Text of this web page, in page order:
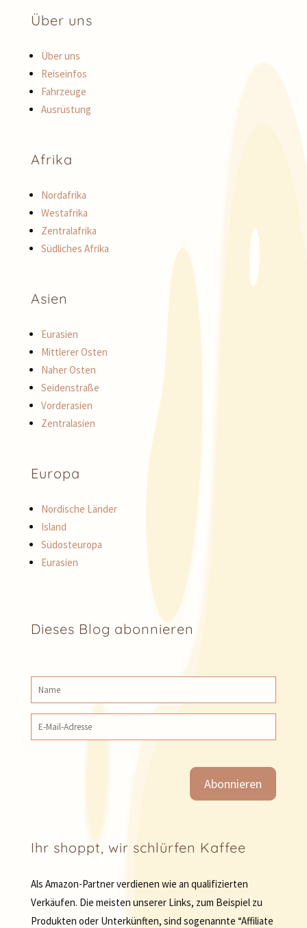
Über uns
Über uns
Reiseinfos
Fahrzeuge
Ausrüstung
Afrika
Nordafrika
Westafrika
Zentralafrika
Südliches Afrika
Asien
Eurasien
Mittlerer Osten
Naher Osten
Seidenstraße
Vorderasien
Zentralasien
Europa
Nordische Länder
Island
Südosteuropa
Eurasien
Dieses Blog abonnieren
Ihr shoppt, wir schlürfen Kaffee
Als Amazon-Partner verdienen wie an qualifizierten
Verkäufen. Die meisten unserer Links, zum Beispiel zu
Produkten oder Unterkünften, sind sogenannte “Affiliate